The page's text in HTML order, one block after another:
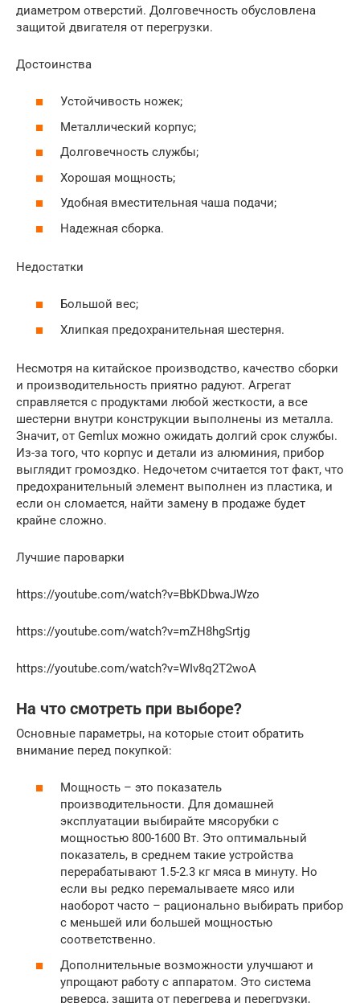
диаметром отверстий. Долговечность обусловлена
защитой двигателя от перегрузки.
Достоинства
Устойчивость ножек;
Металлический корпус;
Долговечность службы;
Хорошая мощность;
Удобная вместительная чаша подачи;
Надежная сборка.
Недостатки
Большой вес;
Хлипкая предохранительная шестерня.
Несмотря на китайское производство, качество сборки
и производительность приятно радуют. Агрегат
справляется с продуктами любой жесткости, а все
шестерни внутри конструкции выполнены из металла.
Значит, от Gemlux можно ожидать долгий срок службы.
Из-за того, что корпус и детали из алюминия, прибор
выглядит громоздко. Недочетом считается тот факт, что
предохранительный элемент выполнен из пластика, и
если он сломается, найти замену в продаже будет
крайне сложно.
Лучшие пароварки
https://youtube.com/watch?v=BbKDbwaJWzo
https://youtube.com/watch?v=mZH8hgSrtjg
https://youtube.com/watch?v=WIv8q2T2woA
На что смотреть при выборе?
Основные параметры, на которые стоит обратить
внимание перед покупкой:
Мощность – это показатель
производительности. Для домашней
эксплуатации выбирайте мясорубки с
мощностью 800-1600 Вт. Это оптимальный
показатель, в среднем такие устройства
перерабатывают 1.5-2.3 кг мяса в минуту. Но
если вы редко перемалываете мясо или
наоборот часто – рационально выбирать прибор
с меньшей или большей мощностью
соответственно.
Дополнительные возможности улучшают и
упрощают работу с аппаратом. Это система
реверса, защита от перегрева и перегрузки,